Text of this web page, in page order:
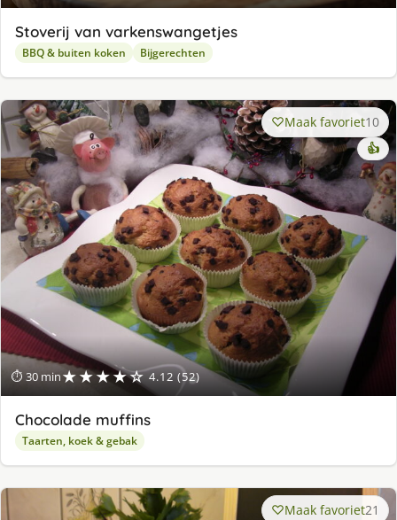
Stoverij van varkenswangetjes
BBQ & buiten koken Bijgerechten
⏱ 30 min★★★★☆ 4.12 (52)
Maak favoriet10
👍
Chocolade muffins
Taarten, koek & gebak
Maak favoriet21